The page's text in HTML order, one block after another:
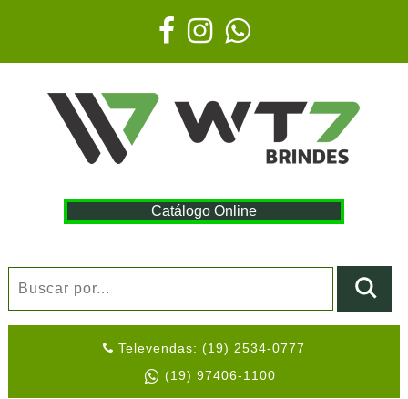
Catálogo Online
Televendas: (19) 2534-0777
(19) 97406-1100